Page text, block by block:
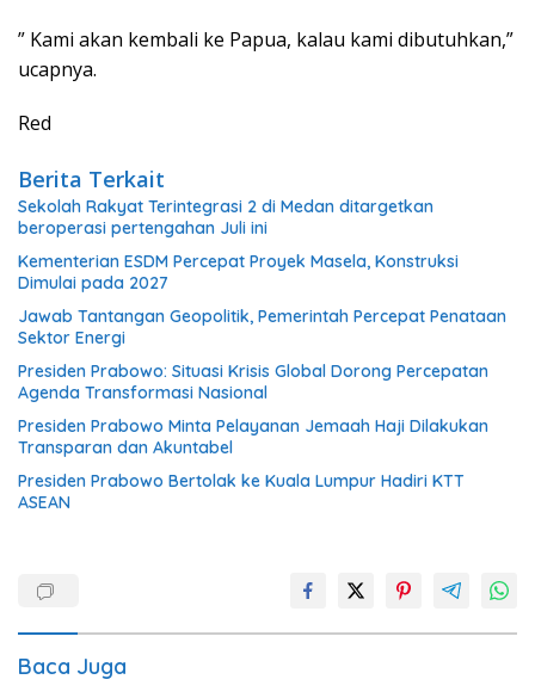
” Kami akan kembali ke Papua, kalau kami dibutuhkan,”
ucapnya.
Red
Berita Terkait
Sekolah Rakyat Terintegrasi 2 di Medan ditargetkan
beroperasi pertengahan Juli ini
Kementerian ESDM Percepat Proyek Masela, Konstruksi
Dimulai pada 2027
Jawab Tantangan Geopolitik, Pemerintah Percepat Penataan
Sektor Energi
Presiden Prabowo: Situasi Krisis Global Dorong Percepatan
Agenda Transformasi Nasional
Presiden Prabowo Minta Pelayanan Jemaah Haji Dilakukan
Transparan dan Akuntabel
Presiden Prabowo Bertolak ke Kuala Lumpur Hadiri KTT
ASEAN
Baca Juga